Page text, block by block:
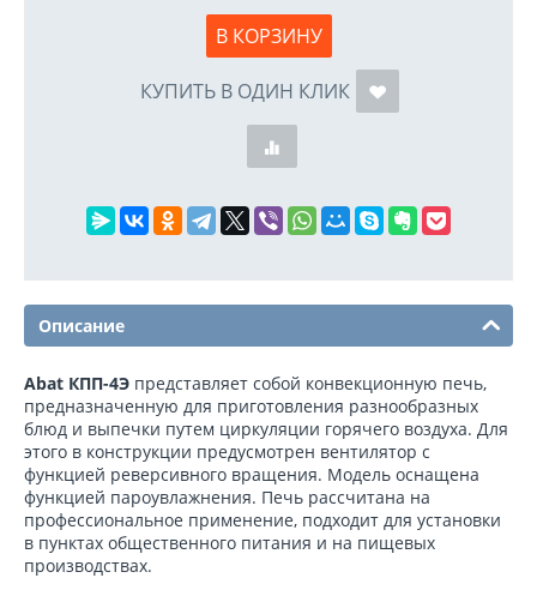
В КОРЗИНУ
КУПИТЬ В ОДИН КЛИК
Описание
Abat КПП-4Э представляет собой конвекционную печь,
предназначенную для приготовления разнообразных
блюд и выпечки путем циркуляции горячего воздуха. Для
этого в конструкции предусмотрен вентилятор с
функцией реверсивного вращения. Модель оснащена
функцией пароувлажнения. Печь рассчитана на
профессиональное применение, подходит для установки
в пунктах общественного питания и на пищевых
производствах.